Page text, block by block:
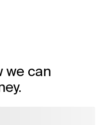
we can